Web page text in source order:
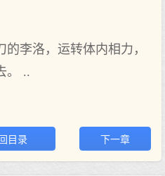
李洛，运转体内相力，
。 ..
目录 下一章